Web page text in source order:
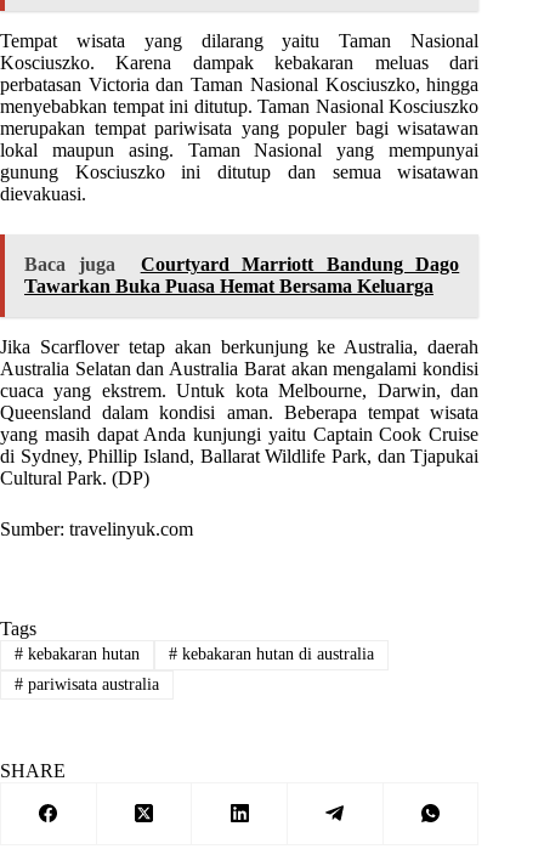
Tempat wisata yang dilarang yaitu Taman Nasional
Kosciuszko. Karena dampak kebakaran meluas dari
perbatasan Victoria dan Taman Nasional Kosciuszko, hingga
menyebabkan tempat ini ditutup. Taman Nasional Kosciuszko
merupakan tempat pariwisata yang populer bagi wisatawan
lokal maupun asing. Taman Nasional yang mempunyai
gunung Kosciuszko ini ditutup dan semua wisatawan
dievakuasi.
Baca juga
Courtyard Marriott Bandung Dago
Tawarkan Buka Puasa Hemat Bersama Keluarga
Jika Scarflover tetap akan berkunjung ke Australia, daerah
Australia Selatan dan Australia Barat akan mengalami kondisi
cuaca yang ekstrem. Untuk kota Melbourne, Darwin, dan
Queensland dalam kondisi aman. Beberapa tempat wisata
yang masih dapat Anda kunjungi yaitu Captain Cook Cruise
di Sydney, Phillip Island, Ballarat Wildlife Park, dan Tjapukai
Cultural Park. (DP)
Sumber: travelinyuk.com
Tags
#kebakaran hutan #kebakaran hutan di australia
#pariwisata australia
SHARE